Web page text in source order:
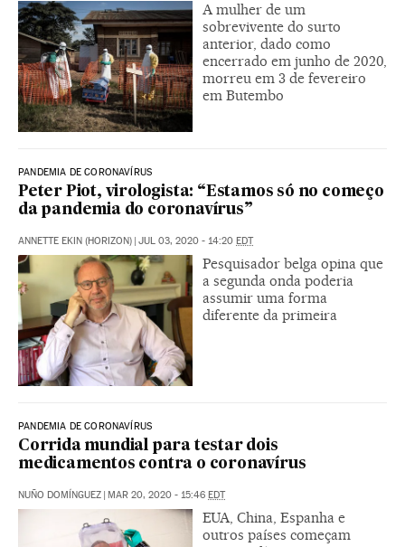
A mulher de um
sobrevivente do surto
anterior, dado como
encerrado em junho de 2020,
morreu em 3 de fevereiro
em Butembo
PANDEMIA DE CORONAVÍRUS
Peter Piot, virologista: “Estamos só no começo
da pandemia do coronavírus”
ANNETTE EKIN (HORIZON) JUL 03, 2020 - 14:20 EDT
Pesquisador belga opina que
a segunda onda poderia
assumir uma forma
diferente da primeira
PANDEMIA DE CORONAVÍRUS
Corrida mundial para testar dois
medicamentos contra o coronavírus
NUÑO DOMÍNGUEZ | MAR 20, 2020 - 15:46 EDT
EUA, China, Espanha e
outros países começam